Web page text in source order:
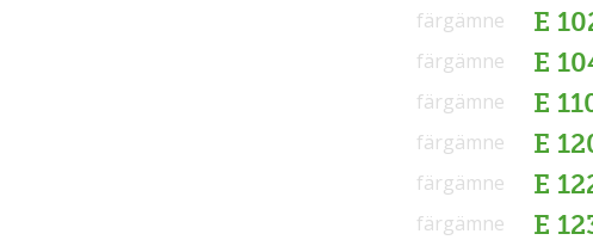
E
färgämne
E
färgämne
E
färgämne
E
färgämne
E
färgämne
E
färgämne